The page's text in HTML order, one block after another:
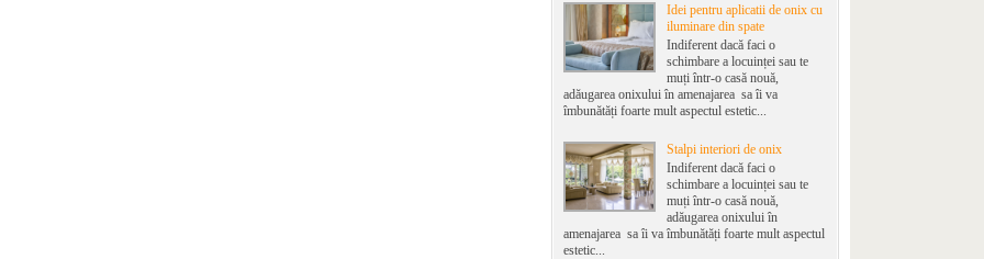
Idei pentru aplicatii de onix cu
iluminare din spate
Indiferent dacă faci o
schimbare a locuinței sau te
muți într-o casă nouă,
adăugarea onixului în amenajarea sa îi va
îmbunătăți foarte mult aspectul estetic...
Stalpi interiori de onix
Indiferent dacă faci o
schimbare a locuinței sau te
muți într-o casă nouă,
adăugarea onixului în
amenajarea sa îi va îmbunătăți foarte mult aspectul
estetic...